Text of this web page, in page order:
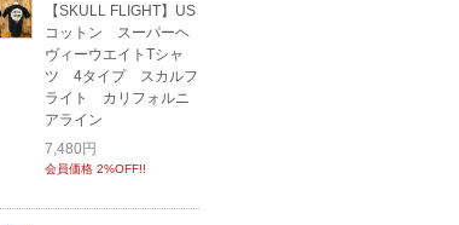
【SKULL FLIGHT】US
コットン スーパーヘ
ヴィーウエイトTシャ
ツ 4タイプ スカルフ
ライト カリフォルニ
アライン
7,480円
会員価格 2%OFF!!